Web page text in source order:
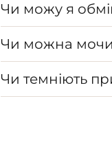
Чи можу я
Чи можна
Чи темніють